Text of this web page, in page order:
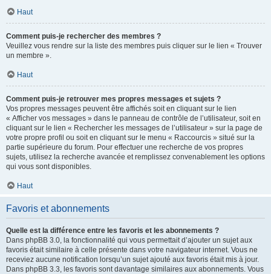
Haut
Comment puis-je rechercher des membres ?
Veuillez vous rendre sur la liste des membres puis cliquer sur le lien « Trouver
un membre ».
Haut
Comment puis-je retrouver mes propres messages et sujets ?
Vos propres messages peuvent être affichés soit en cliquant sur le lien
« Afficher vos messages » dans le panneau de contrôle de l’utilisateur, soit en
cliquant sur le lien « Rechercher les messages de l’utilisateur » sur la page de
votre propre profil ou soit en cliquant sur le menu « Raccourcis » situé sur la
partie supérieure du forum. Pour effectuer une recherche de vos propres
sujets, utilisez la recherche avancée et remplissez convenablement les options
qui vous sont disponibles.
Haut
Favoris et abonnements
Quelle est la différence entre les favoris et les abonnements ?
Dans phpBB 3.0, la fonctionnalité qui vous permettait d’ajouter un sujet aux
favoris était similaire à celle présente dans votre navigateur internet. Vous ne
receviez aucune notification lorsqu’un sujet ajouté aux favoris était mis à jour.
Dans phpBB 3.3, les favoris sont davantage similaires aux abonnements. Vous